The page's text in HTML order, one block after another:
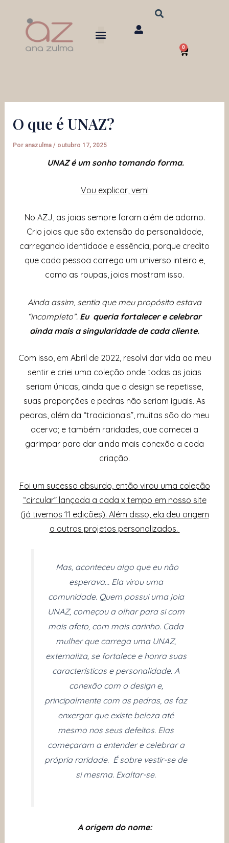
conteúdo
0
Carrinho
O que é UNAZ?
Por anazulma / outubro 17, 2025
UNAZ é um sonho tomando forma.
Vou explicar, vem!
No AZJ, as joias sempre foram além de adorno.
Crio joias que são extensão da personalidade,
carregando identidade e essência; porque credito
que cada pessoa carrega um universo inteiro e,
como as roupas, joias mostram isso.
Ainda assim, sentia que meu propósito estava
“incompleto”. Eu queria fortalecer e celebrar
ainda mais a singularidade de cada cliente.
Com isso, em Abril de 2022, resolvi dar vida ao meu
sentir e criei uma coleção onde todas as joias
seriam únicas; ainda que o design se repetisse,
suas proporções e pedras não seriam iguais. As
pedras, além da “tradicionais”, muitas são do meu
acervo; e também raridades, que comecei a
garimpar para dar ainda mais conexão a cada
criação.
Foi um sucesso absurdo, então virou uma coleção
“circular” lançada a cada x tempo em nosso site
(já tivemos 11 edições). Além disso, ela deu origem
a outros projetos personalizados.
Mas, aconteceu algo que eu não
esperava… Ela virou uma
comunidade. Quem possui uma joia
UNAZ, começou a olhar para si com
mais afeto, com mais carinho. Cada
mulher que carrega uma UNAZ,
externaliza, se fortalece e honra suas
características e personalidade. A
conexão com o design e,
principalmente com as pedras, as faz
enxergar que existe beleza até
mesmo nos seus defeitos. Elas
começaram a entender e celebrar a
própria raridade. É sobre vestir-se de
si mesma. Exaltar-se.
A origem do nome: